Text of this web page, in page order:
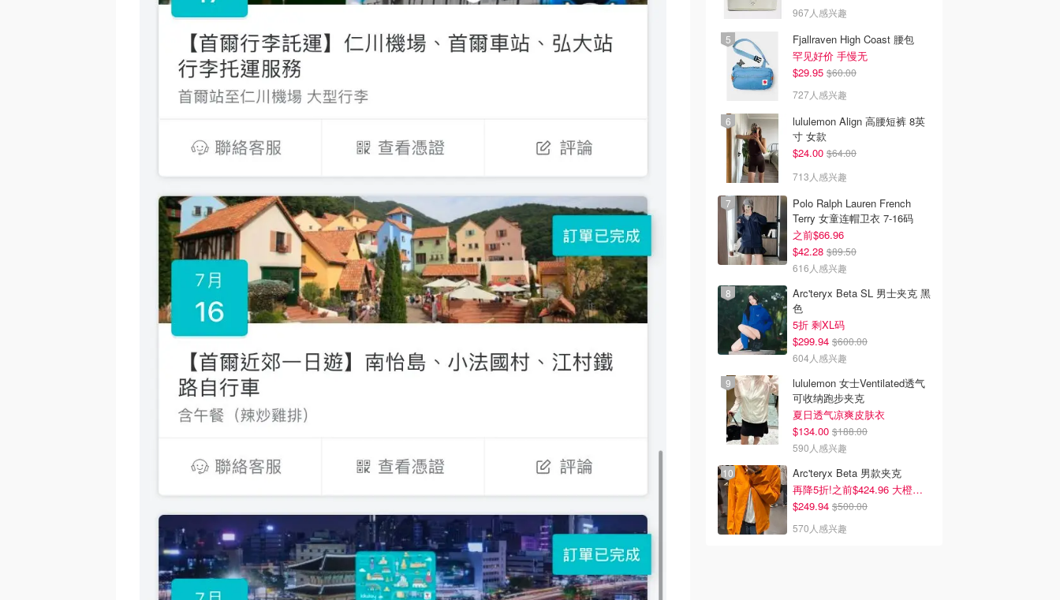
967人感兴趣
Fjallraven High Coast 腰包
罕见好价 手慢无
$29.95 $60.00
727人感兴趣
lululemon Align 高腰短裤 8英
寸 女款
$24.00 $64.00
713人感兴趣
Polo Ralph Lauren French
Terry 女童连帽卫衣 7-16码
之前$66.96
$42.28 $89.50
616人感兴趣
Arc'teryx Beta SL 男士夹克 黑
色
5折 剩XL码
$299.94 $600.00
604人感兴趣
lululemon 女士Ventilated透气
可收纳跑步夹克
夏日透气凉爽皮肤衣
$134.00 $188.00
590人感兴趣
Arc'teryx Beta 男款夹克
再降5折!之前$424.96 大橙子好显白 蹲补
$249.94 $500.00
570人感兴趣